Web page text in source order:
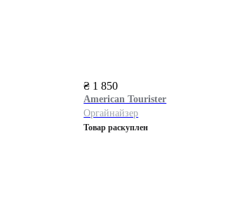
₴ 1 850
American Tourister
Оргайнайзер
Товар раскуплен